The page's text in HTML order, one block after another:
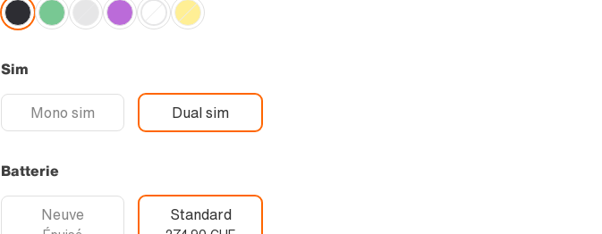
Sim
Mono sim Dual sim
Batterie
Neuve Standard